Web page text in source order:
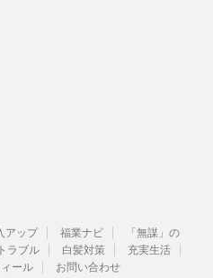
アップ 福業ナビ
「無謀」の
ラブル 白髪対策
充実生活
ール お問い合わせ